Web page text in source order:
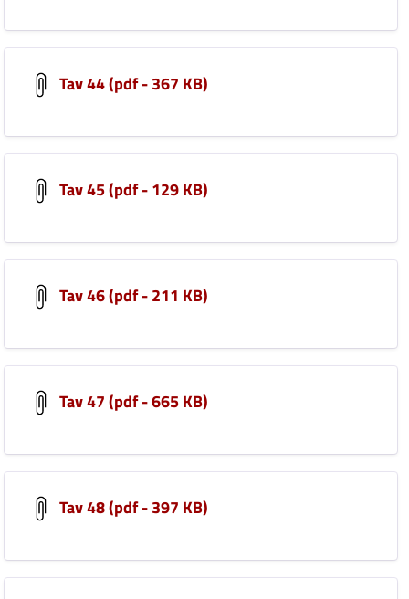
Tav 44 (pdf - 367 KB)
Tav 45 (pdf - 129 KB)
Tav 46 (pdf - 211 KB)
Tav 47 (pdf - 665 KB)
Tav 48 (pdf - 397 KB)